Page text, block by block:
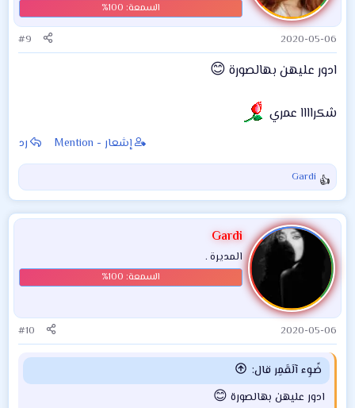
2020-05-06
#9
ادور عليهن بهالصورة 😊
شكراااا عمري
إشعار - Mention رد
ا
ل
ت
ف
ا
ع
ل
ا
ت
:
Gardi
Gardi
المديرة .
2020-05-06
#10
ضًـوِء آلَقَمِر قال:
ادور عليهن بهالصورة 😊